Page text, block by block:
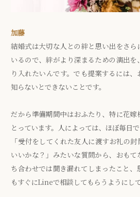
加藤
結婚式は大切な人との絆と思い出をさ
いるので、絆がより深まるための演出
り入れたいんです。でも提案するには、
知らないとできないことです。
だから準備期間中はおふたり、特に花嫁
とっています。人によっては、ほぼ毎日で
「受付をしてくれた友人に渡すお礼の
いいかな？」みたいな質問から、おも
ち合わせでは聞き漏れてしまったこと
もすぐにLineで相談してもらうようにして